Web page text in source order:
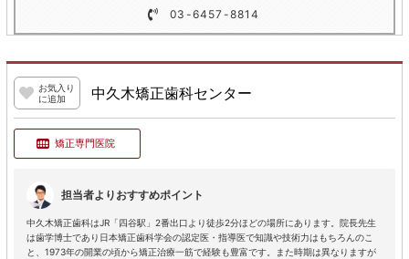
03-6457-8814
お気入り
に追加
中久木矯正歯科センター
矯正専門医院
担当者よりおすすめポイント
中久木矯正歯科はJR「四谷駅」2番出口より徒歩2分ほどの場所にあります。院長先生
は歯学博士であり日本矯正歯科学会の認定医・指導医で知識や技術力はもちろんのこ
と、1973年の開業の頃から矯正治療一筋で経験も豊富です。また時期は異なりますが